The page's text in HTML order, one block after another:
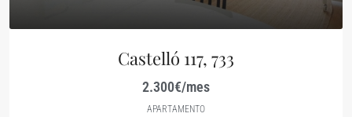
Castelló 117, 733
2.300€/mes
APARTAMENTO